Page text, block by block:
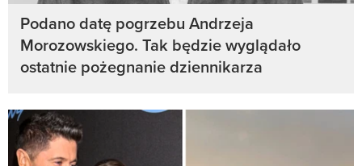
Podano datę pogrzebu Andrzeja
Morozowskiego. Tak będzie wyglądało
ostatnie pożegnanie dziennikarza